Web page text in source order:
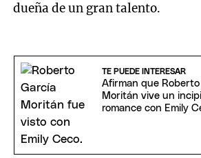
dueña de un gran talento.
TE PUEDE INTERESAR
Afirman que Roberto
Moritán vive un
romance con Emily